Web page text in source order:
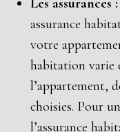
Les assurances :
assurance
votre
habitation varie
l’appartement,
choisies. Pour
l’assurance